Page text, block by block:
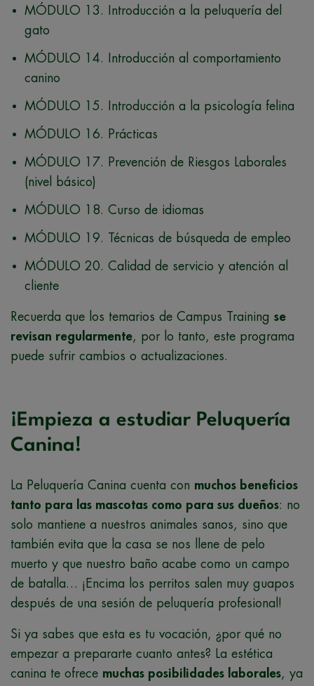
MÓDULO 13. Introducción a la peluquería del
gato
MÓDULO 14. Introducción al comportamiento
canino
MÓDULO 15. Introducción a la psicología felina
MÓDULO 16. Prácticas
MÓDULO 17. Prevención de Riesgos Laborales
(nivel básico)
MÓDULO 18. Curso de idiomas
MÓDULO 19. Técnicas de búsqueda de empleo
MÓDULO 20. Calidad de servicio y atención al
cliente
Recuerda que los temarios de Campus Training se
revisan regularmente, por lo tanto, este programa
puede sufrir cambios o actualizaciones.
¡Empieza a estudiar Peluquería
Canina!
La Peluquería Canina cuenta con muchos beneficios
tanto para las mascotas como para sus dueños: no
solo mantiene a nuestros animales sanos, sino que
también evita que la casa se nos llene de pelo
muerto y que nuestro baño acabe como un campo
de batalla… ¡Encima los perritos salen muy guapos
después de una sesión de peluquería profesional!
Si ya sabes que esta es tu vocación, ¿por qué no
empezar a prepararte cuanto antes? La estética
canina te ofrece muchas posibilidades laborales, ya